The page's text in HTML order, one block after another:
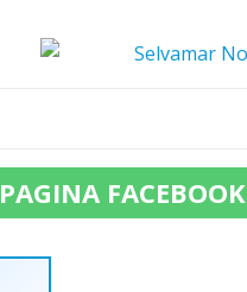
PAGINA FACEBOOK